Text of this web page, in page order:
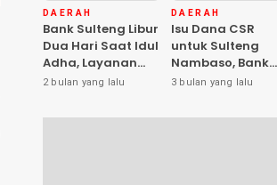
DAERAH
Bank Sulteng Libur
Dua Hari Saat Idul
Adha, Layanan
Kas Kembali
2 bulan yang lalu
DAERAH
Isu Dana CSR
untuk Sulteng
Nambaso, Bank
Sulteng Tegas
3 bulan yang lalu